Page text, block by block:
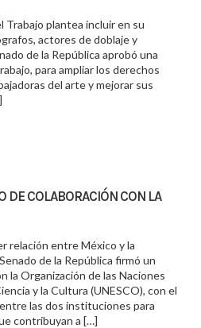
Trabajo plantea incluir en su
actores de doblaje y
de la República aprobó una
para ampliar los derechos
del arte y mejorar sus
DE COLABORACIÓN CON LA
relación entre México y la
de la República firmó un
la Organización de las Naciones
y la Cultura (UNESCO), con el
las dos instituciones para
contribuyan a […]